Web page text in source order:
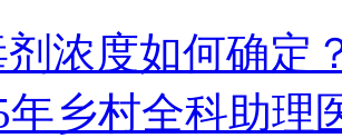
浓度如何确定
年乡村全科助理